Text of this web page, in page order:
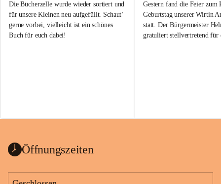
a
j
Die Bücherzelle wurde wieder sortiert und
für unsere Kleinen neu aufgefüllt. Schaut‘
gerne vorbei, vielleicht ist ein schönes
Buch für euch dabei!
Wanduhr (!) benutzt und musste
Das Gemeindeamt freut sich sehr über die
Spende >lesenswerter< Bücher und
a
j
Gestern fand die Feier zum
Geburtstag unserer Wirtin
statt. Der Bürgermeister
gratuliert stellvertretend für
Gesundheit, Gelassenheit
Öffnungszeiten